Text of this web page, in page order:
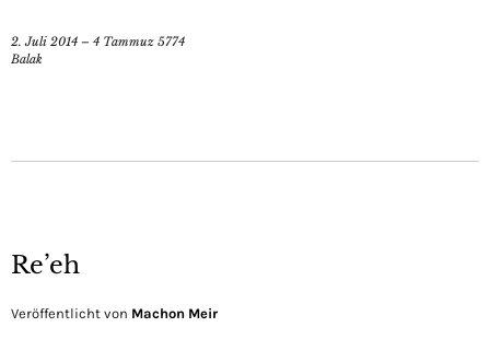
2. Juli 2014 – 4 Tammuz 5774
Balak
Re’eh
Veröffentlicht von Machon Meir